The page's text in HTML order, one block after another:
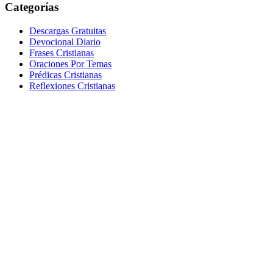
Categorías
Descargas Gratuitas
Devocional Diario
Frases Cristianas
Oraciones Por Temas
Prédicas Cristianas
Reflexiones Cristianas